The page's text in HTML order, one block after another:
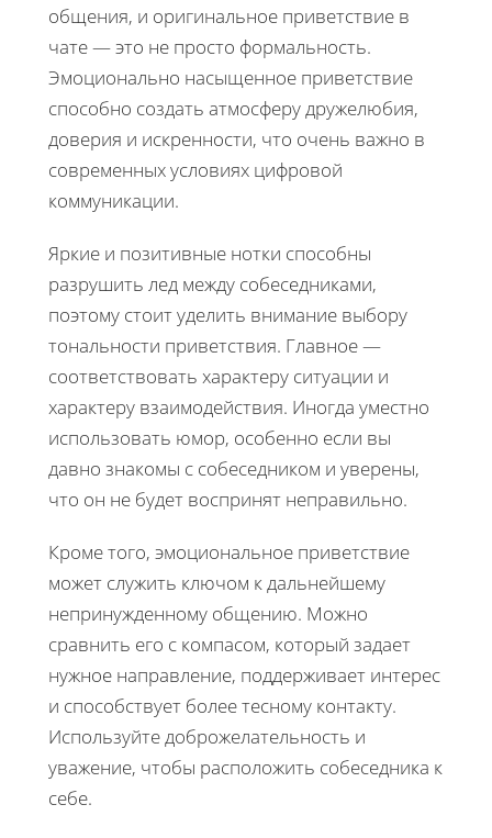
общения, и оригинальное приветствие в
чате — это не просто формальность.
Эмоционально насыщенное приветствие
способно создать атмосферу дружелюбия,
доверия и искренности, что очень важно в
современных условиях цифровой
коммуникации.
Яркие и позитивные нотки способны
разрушить лед между собеседниками,
поэтому стоит уделить внимание выбору
тональности приветствия. Главное —
соответствовать характеру ситуации и
характеру взаимодействия. Иногда уместно
использовать юмор, особенно если вы
давно знакомы с собеседником и уверены,
что он не будет воспринят неправильно.
Кроме того, эмоциональное приветствие
может служить ключом к дальнейшему
непринужденному общению. Можно
сравнить его с компасом, который задает
нужное направление, поддерживает интерес
и способствует более тесному контакту.
Используйте доброжелательность и
уважение, чтобы расположить собеседника к
себе.